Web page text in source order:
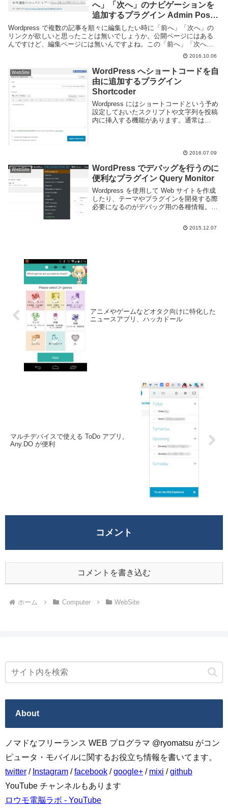
へ」「次へ」のナビゲーションを
追加するプラグイン Admin Post
Navigation
Wordpress で複数の記事を順々に編集したい時に「前へ」「次へ」の
リンクが欲しいと思ったことは無いでしょうか。公開ページにはある
んですけど、編集ページには無いんですよね。この「前へ」「次へ」
2016.10.06
WebSite
WordPress へショートコードを自
由に追加するプラグイン
Shortcoder
Wordpress にはショートコードという予め
設定しておいたスクリプトや文字列を投稿
内に挿入する機能があります。通常は
2016.07.09
WebSite
WordPress でデバッグを行うのに
便利なプラグイン Query Monitor
Wordpress を使用して Web サイトを作成
したり、テーマやプラグインを開発する際
必要になるのがデバッグ用の各種情報。現
http のリクエストには何を投げ...2015.12.07
アニメやゲームなどオタク向けに特化した
ニュースアプリ、ハッカドール
マルチデバイスで使える ToDo アプリ,
Any.DO が便利
コメント
コメントを書き込む
ホーム Computer WebSite
About
ノマドなフリーランス WEB プログラマ @ryomatsu がコン
ピュータ・モバイルに関するお役立ち情報を書いてます。
twitter / Instagram /facebook /google+ / mixi /github
YouTube チャンネルもあります
ロウモ電脳ラボ - YouTube